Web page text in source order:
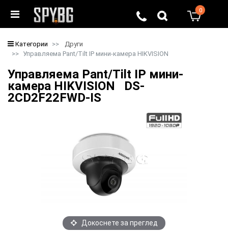
0
Категории
Други
Управляема Pant/Tilt IP мини-камера HIKVISION
Управляема Pant/Tilt IP мини-
камера HIKVISION DS-
2CD2F22FWD-IS
Докоснете за преглед